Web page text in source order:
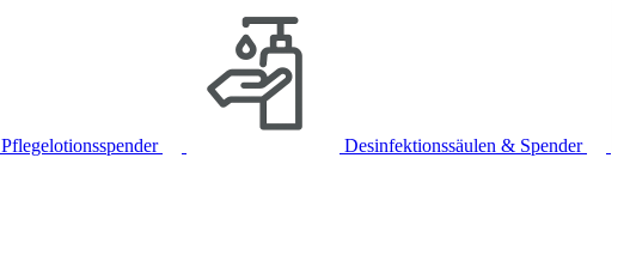
Pflegelotionsspender Desinfektionssäulen & Spender